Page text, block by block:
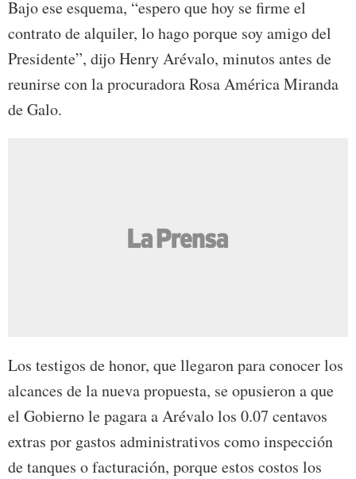
Bajo ese esquema, “espero que hoy se firme el
contrato de alquiler, lo hago porque soy amigo del
Presidente”, dijo Henry Arévalo, minutos antes de
reunirse con la procuradora Rosa América Miranda
de Galo.
Los testigos de honor, que llegaron para conocer los
alcances de la nueva propuesta, se opusieron a que
el Gobierno le pagara a Arévalo los 0.07 centavos
extras por gastos administrativos como inspección
de tanques o facturación, porque estos costos los